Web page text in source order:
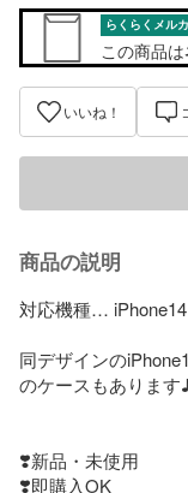
らくらくメル
この商品は
いいね！
商品の説明
対応機種… iPhone14
同デザインの
のケースもあります
❣️新品・未使用
❣️即購入OK